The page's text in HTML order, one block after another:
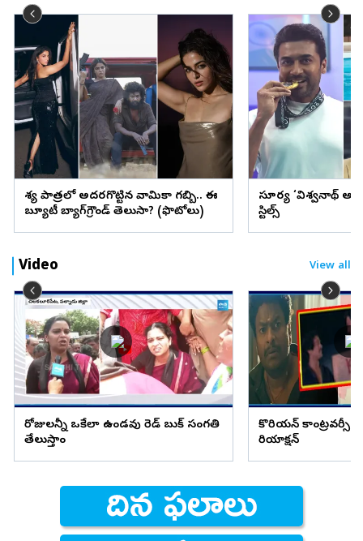
వేశ్య పాత్రలో అదరగొట్టిన వామికా గబ్బి.. ఈ
బ్యూటీ బ్యాగ్‌గ్రౌండ్‌ తెలుసా? (ఫొటోలు)
సూర్య ‘విశ్వనాథ్
స్టిల్స్
Video View all
రోజులన్నీ ఒకేలా ఉండవు రెడ్ బుక్ సంగతి
తేలుస్తాం
కొరియన్ కాంట్రవర్సీ
రియాక్షన్